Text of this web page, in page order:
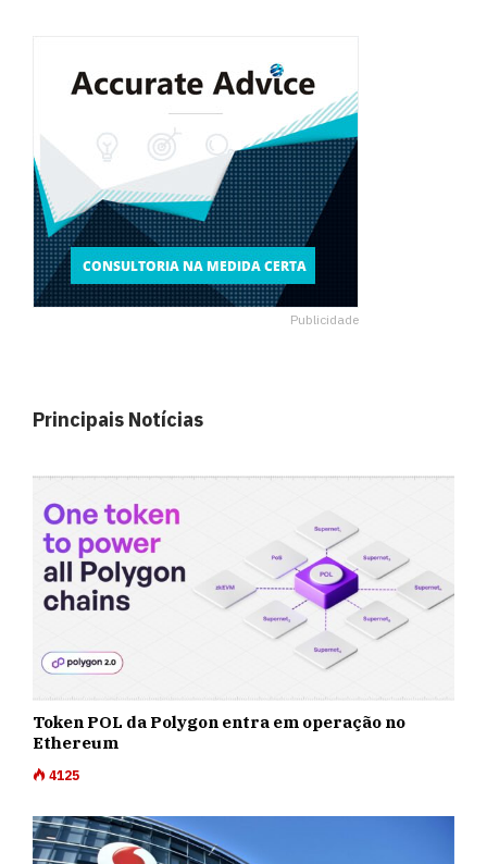
Publicidade
Principais Notícias
Token POL da Polygon entra em operação no
Ethereum
4125